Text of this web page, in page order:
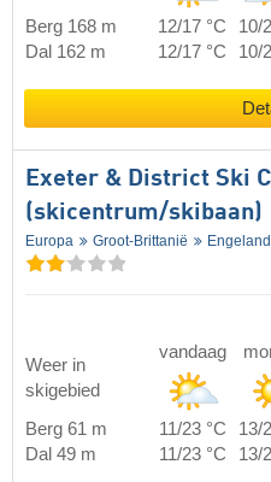
Berg 168 m 12/17 °C 10/
Dal 162 m
12/17 °C 10/
Exeter & District Ski
(skicentrum/skibaan)
Europa Groot-Brittanië Engeland
Weer in
skigebied
vandaag
Berg 61 m 11/23 °C 13/
Dal 49 m
11/23 °C 13/